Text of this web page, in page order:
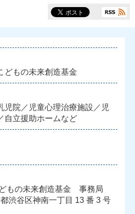
もの未来創造基金
児院／児童心理治療施設／児
自立援助ホームなど
もの未来創造基金 事務局
渋谷区神南一丁目 13 番 3 号